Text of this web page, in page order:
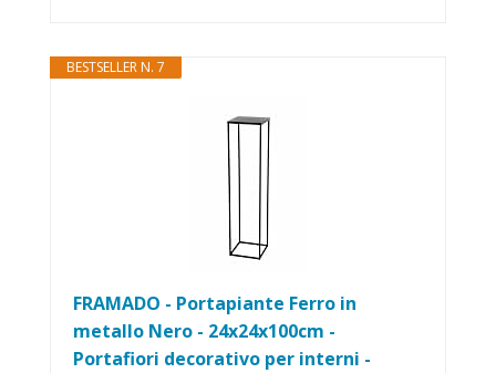
BESTSELLER N. 7
FRAMADO - Portapiante Ferro in
metallo Nero - 24x24x100cm -
Portafiori decorativo per interni -